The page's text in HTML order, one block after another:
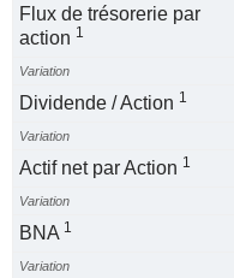
Flux de trésorerie par
action 1
Variation
Dividende / Action 1
Variation
Actif net par Action 1
Variation
BNA 1
Variation